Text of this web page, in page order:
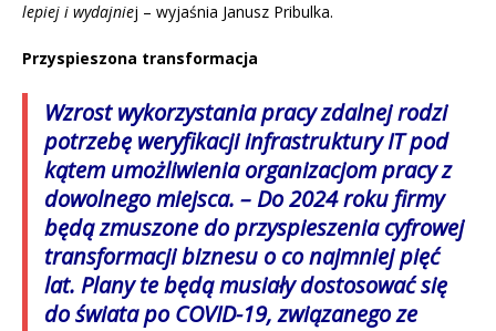
lepiej i wydajniej – wyjaśnia Janusz Pribulka.
Przyspieszona transformacja
Wzrost wykorzystania pracy zdalnej rodzi
potrzebę weryfikacji infrastruktury IT pod
kątem umożliwienia organizacjom pracy z
dowolnego miejsca. – Do 2024 roku firmy
będą zmuszone do przyspieszenia cyfrowej
transformacji biznesu o co najmniej pięć
lat. Plany te będą musiały dostosować się
do świata po COVID-19, związanego ze